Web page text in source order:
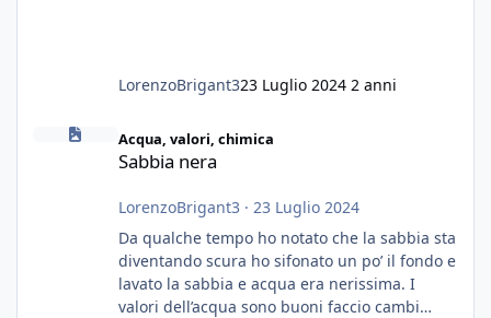
LorenzoBrigant323 Luglio 2024 2 anni
Acqua, valori, chimica
Sabbia nera
LorenzoBrigant3 · 23 Luglio 2024
Da qualche tempo ho notato che la sabbia sta
diventando scura ho sifonato un po’ il fondo e
lavato la sabbia e acqua era nerissima. I
valori dell’acqua sono buoni faccio cambi